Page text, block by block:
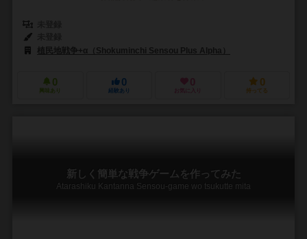
植民地戦争+α（Shokuminchi Sensou Plus Alpha）
0
興味あり
0
経験あり
0
お気に入り
0
持ってる
新しく簡単な戦争ゲームを作ってみた
Atarashiku Kantanna Sensou-game wo tsukutte mita